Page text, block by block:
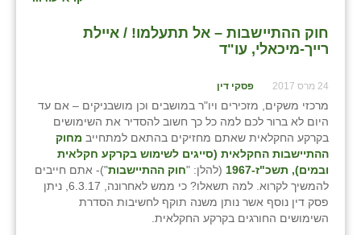
חוק ההתיישבות – אל תתעלמו! / איילת
רייך-מיכאלי, עו"ד
24 מרס 2017 פסקי דין
מרכזי משקים, מזכירים ויו"ר במושבים וכן מושבניקים – אם עד
היום לא ברור לכם למה כל כך חשוב להסדיר את השימושים
בקרקע החקלאית שאתם מחזיקים בהתאם למתחייב מחוק
ההתיישבות החקלאית (סייגים לשימוש בקרקע חקלאית
ובמים), תשכ"ז-1967
(להלן: "חוק ההתיישבות")- אתם חייבים
להמשיך לקרוא. למה תשאלו? כי ממש לאחרונה, 6.3.17, ניתן
פסק דין נוסף אשר נותן משנה תוקף לחשיבות הסדרת
השימושים החורגים בקרקע החקלאית.